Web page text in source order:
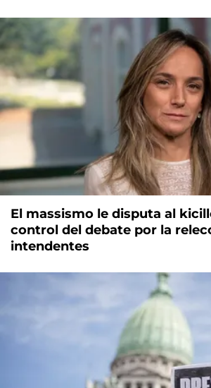
El massismo le disputa al
control del debate por la
intendentes